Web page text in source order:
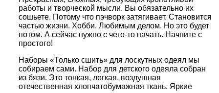
работы и творческой мысли. Вы обязательно их
сошьете. Потому что пэчворк затягивает. Становится
частью жизни. Хобби. Любимым делом. Но это будет
потом. А сейчас нужно с чего-то начать. Начните с
простого!
Наборы «Только сшить» для лоскутных одеял мы
собираем сами. Набор для детского одеяла собран
из бязи. Это тонкая, легкая, воздушная
отечественная хлопчатобумажная ткань. Яркие